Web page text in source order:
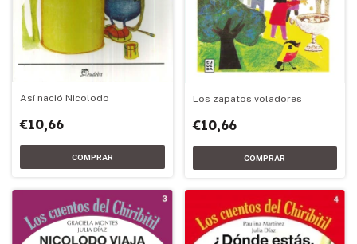
Así nació Nicolodo
€10,66
Los zapatos voladores
€10,66